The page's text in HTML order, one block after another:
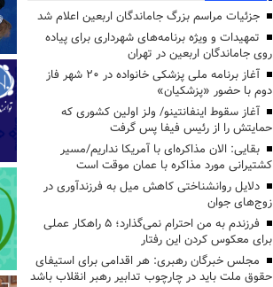
جزئیات مراسم بزرگ جاماندگان اربعین اعلام شد
تمهیدات و ویژه برنامه‌های شهرداری برای پیاده
روی جاماندگان اربعین در تهران
آغاز برنامه ملی پزشکی خانواده در ۲۰ شهر فاز
دوم با حضور «پزشکیان»
آغاز سقوط اینفانتینو/ ولز اولین کشوری که
حمایتش را از رئیس فیفا پس گرفت
بقایی: الان مذاکره‌ای با آمریکا نداریم/مسیر
کشتیرانی مورد مذاکره با عمان موقت است
دلایل روانشناختی کاهش میل به فرزندآوری در
زوج‌های جوان
فرزندم به من احترام نمی‌گذارد؛ ۵ راهکار عملی
برای معکوس کردن این رفتار
مجلس خبرگان رهبری: هر اقدامی برای استیفای
حقوق ملت باید در چارچوب تدابیر رهبر انقلاب باشد